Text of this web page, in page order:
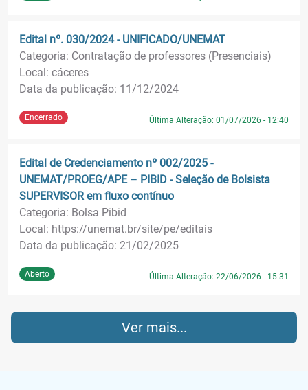
Edital nº. 030/2024 - UNIFICADO/UNEMAT
Categoria: Contratação de professores (Presenciais)
Local: cáceres
Data da publicação: 11/12/2024
Encerrado Última Alteração: 01/07/2026 - 12:40
Edital de Credenciamento nº 002/2025 -
UNEMAT/PROEG/APE – PIBID - Seleção de Bolsista
SUPERVISOR em fluxo contínuo
Categoria: Bolsa Pibid
Local: https://unemat.br/site/pe/editais
Data da publicação: 21/02/2025
Aberto Última Alteração: 22/06/2026 - 15:31
Ver mais...